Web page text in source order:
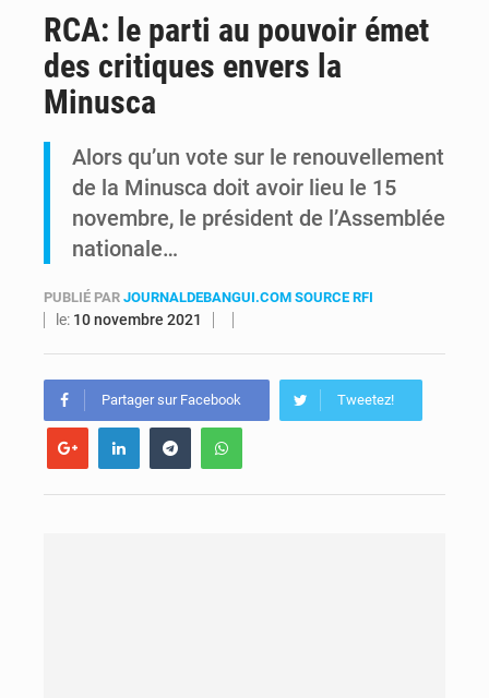
Fiscalité numérique : Seules les startups bénéficient de l’exonération, mais l’arrêté interministériel reste en vigueur (Mise au point)
RDC : Raïssa Malu lance les préparatifs d’une Table ronde nationale sur l’éducation inclusive des enfants handicapés
RCA: le parti au pouvoir émet
des critiques envers la
Minusca
Alors qu’un vote sur le renouvellement
de la Minusca doit avoir lieu le 15
novembre, le président de l’Assemblée
nationale…
PUBLIÉ PAR JOURNALDEBANGUI.COM SOURCE RFI
le: 10 novembre 2021
Partager sur Facebook Tweetez!